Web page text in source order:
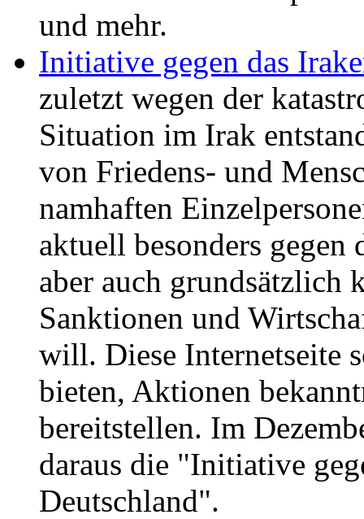
und mehr.
Initiative gegen das
zuletzt wegen der
Situation im Irak
von Friedens- und
namhaften
aktuell besonders gegen
aber auch
Sanktionen und
will. Diese Internetseite
bieten, Aktionen
bereitstellen. Im
daraus die "Initiative
Deutschland".